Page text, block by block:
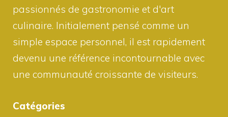
passionnés de gastronomie et d'art
culinaire. Initialement pensé comme un
simple espace personnel, il est rapidement
devenu une référence incontournable avec
une communauté croissante de visiteurs.
Catégories